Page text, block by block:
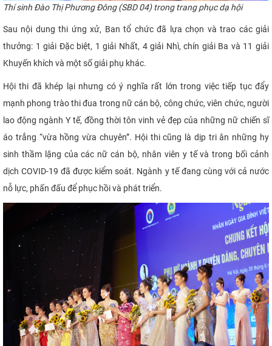
Thísinh Đào Thị Phương Đông (SBD04) trong trang phụcdạ hội
Sau nội dung thi ứng xử, Ban tổ chức đã lựa chọn và trao các giải
thưởng: 1 giải Đặc biệt, 1 giải Nhất, 4 giải Nhì, chín giải Ba và 11 giải
Khuyến khích và một số giải phụ khác.
Hội thi đã khép lại nhưng có ý nghĩa rất lớn trong việc tiếp tục đẩy
mạnh phong trào thi đua trong nữ cán bộ, công chức, viên chức, người
lao động ngành Y tế, đồng thời tôn vinh vẻ đẹp của những nữ chiến sĩ
áo trắng “vừa hồng vừa chuyên”. Hội thi cũng là dịp tri ân những hy
sinh thầm lặng của các nữ cán bộ, nhân viên y tế và trong bối cảnh
dịch COVID-19 đã được kiểm soát. Ngành y tế đang cùng với cả nước
nỗ lực, phấn đấu để phục hồi và phát triển.